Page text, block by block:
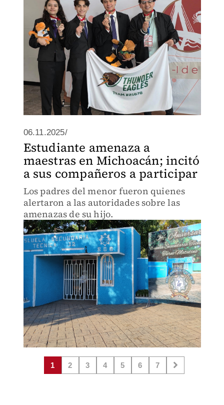
06.11.2025/
Estudiante amenaza a
maestras en Michoacán; incitó
a sus compañeros a participar
Los padres del menor fueron quienes
alertaron a las autoridades sobre las
amenazas de su hijo.
1 2 3 4 5 6 7